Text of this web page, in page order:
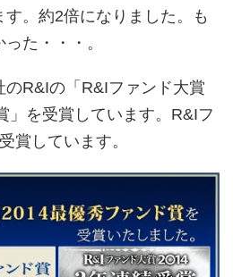
す。約2倍になりました。も
た・・・。
R&Iの「R&Iファンド大賞
」を受賞しています。R&Iフ
賞しています。